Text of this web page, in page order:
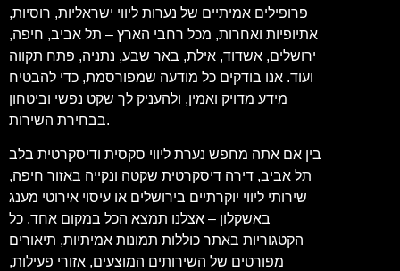
פרופילים אמיתיים של נערות ליווי ישראליות, רוסיות,
אתיופיות ואחרות, מכל רחבי הארץ – תל אביב, חיפה,
ירושלים, אשדוד, אילת, באר שבע, נתניה, פתח תקווה
ועוד. אנו בודקים כל מודעה שמפורסמת, כדי להבטיח
מידע מדויק ואמין, ולהעניק לך שקט נפשי וביטחון
בבחירת השירות.
בין אם אתה מחפש נערת ליווי סקסית ודיסקרטית בלב
תל אביב, דירה דיסקרטית שקטה ונקייה באזור חיפה,
שירותי ליווי יוקרתיים בירושלים או עיסוי אירוטי מענג
באשקלון – אצלנו תמצא הכל במקום אחד. כל
הקטגוריות באתר כוללות תמונות אמיתיות, תיאורים
מפורטים של השירותים המוצעים, אזורי פעילות,